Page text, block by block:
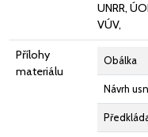
UNRR,
VÚV,
Přílohy
materiálu
Obálka
Návrh